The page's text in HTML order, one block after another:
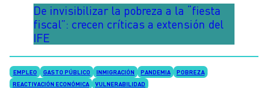
De invisibilizar la pobreza a la “fiesta
fiscal”: crecen críticas a extensión del
IFE
EMPLEO GASTO PÚBLICO INMIGRACIÓN PANDEMIA
POBREZA
REACTIVACIÓN ECONÓMICA
VULNERABILIDAD